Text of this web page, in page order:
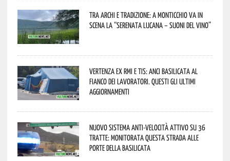
Tra archi e tradizione: a Monticchio va in
scena la “Serenata lucana – suoni del vino”
Vertenza ex RMI e TIS: ANCI Basilicata al
fianco dei lavoratori. Questi gli ultimi
aggiornamenti
Nuovo sistema anti-velocità attivo su 36
tratte: monitorata questa strada alle
porte della Basilicata